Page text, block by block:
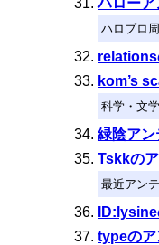
ハローア
ハロプロ
relations
kom’s
科学・文
緑陰アン
Tskkの
最近アン
typeのア